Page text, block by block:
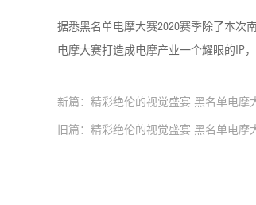
据悉黑名单电摩大赛2020赛季除了本次
电摩大赛打造成电摩产业一个耀眼的IP
新篇：精彩绝伦的视觉盛宴 黑名单电摩
旧篇：精彩绝伦的视觉盛宴 黑名单电摩